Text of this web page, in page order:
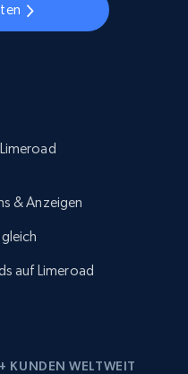
& Anzeigen
auf Limeroad
KUNDEN WELTWEIT